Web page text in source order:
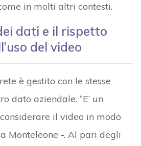
in molti altri contesti.
dati e il rispetto
del video
è gestito con le stesse
dato aziendale. “E’ un
il video in modo
Monteleone -. Al pari degli